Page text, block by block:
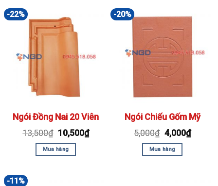
-22%
Ngói Đồng Nai 20 Viên
13,500₫ 10,500₫
Mua hàng
-20%
Ngói Chiếu Gốm Mỹ
5,000₫ 4,000₫
Mua hàng
-11%